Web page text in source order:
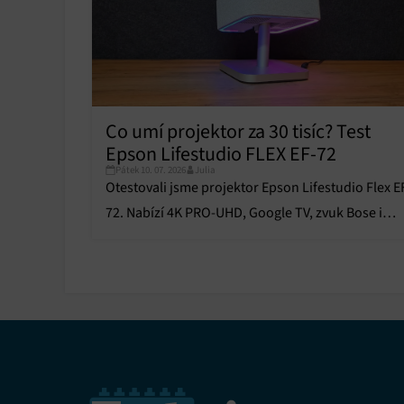
Co umí projektor za 30 tisíc? Test
Epson Lifestudio FLEX EF-72
Pátek 10. 07. 2026 Julia
Otestovali jsme projektor Epson Lifestudio Flex
72. Nabízí 4K PRO-UHD, Google TV, zvuk Bose i